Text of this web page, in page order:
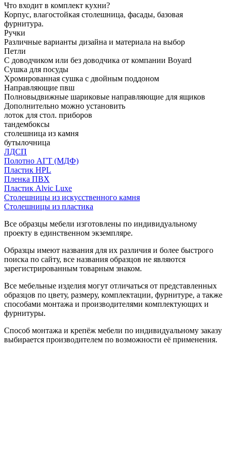
Что входит в комплект кухни?
Корпус, влагостойкая столешница, фасады, базовая
фурнитура.
Ручки
Различные варианты дизайна и материала на выбор
Петли
С доводчиком или без доводчика от компании Boyard
Сушка для посуды
Хромированная сушка с двойным поддоном
Направляющие пвш
Полновыдвижные шариковые направляющие для ящиков
Дополнительно можно установить
лоток для стол. приборов
тандембоксы
столешница из камня
бутылочница
ЛДСП
Полотно АГТ (МДФ)
Пластик HPL
Пленка ПВХ
Пластик Alvic Luxe
Столешницы из искусственного камня
Столешницы из пластика
Все образцы мебели изготовлены по индивидуальному
проекту в единственном экземпляре.
Образцы имеют названия для их различия и более быстрого
поиска по сайту, все названия образцов не являются
зарегистрированным товарным знаком.
Все мебельные изделия могут отличаться от представленных
образцов по цвету, размеру, комплектации, фурнитуре, а также
способами монтажа и производителями комплектующих и
фурнитуры.
Способ монтажа и крепёж мебели по индивидуальному заказу
выбирается производителем по возможности её применения.